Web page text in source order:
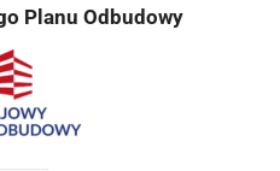
Planu Odbudowy